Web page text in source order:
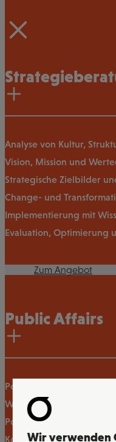
Analyse von Kultur,
Vision, Mission und
Strategische Zielbilder
Change- und
Implementierung mit
Evaluation, Optimierung
Zum Angebot
Public Affairs
Politische
Wahl- und
Polit- und Issue-Monitoring
Wir verwenden